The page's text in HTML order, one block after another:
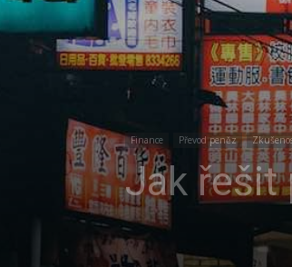
Finance Převod peněz
Jak řešit